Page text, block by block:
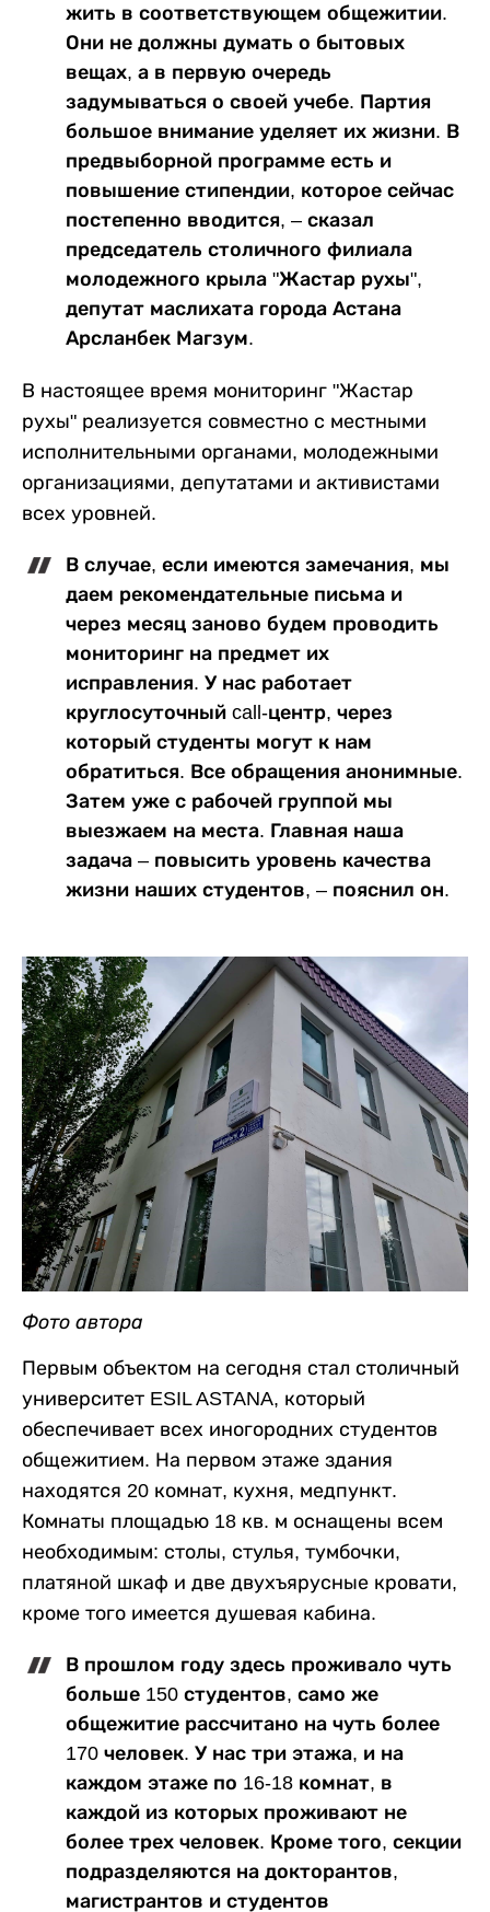
жить в соответствующем общежитии.
Они не должны думать о бытовых
вещах, а в первую очередь
задумываться о своей учебе. Партия
большое внимание уделяет их жизни. В
предвыборной программе есть и
повышение стипендии, которое сейчас
постепенно вводится, – сказал
председатель столичного филиала
молодежного крыла "Жастар рухы",
депутат маслихата города Астана
Арсланбек Магзум.
В настоящее время мониторинг "Жастар
рухы" реализуется совместно с местными
исполнительными органами, молодежными
организациями, депутатами и активистами
всех уровней.
В случае, если имеются замечания, мы
даем рекомендательные письма и
через месяц заново будем проводить
мониторинг на предмет их
исправления. У нас работает
круглосуточный call-центр, через
который студенты могут к нам
обратиться. Все обращения анонимные.
Затем уже с рабочей группой мы
выезжаем на места. Главная наша
задача – повысить уровень качества
жизни наших студентов, – пояснил он.
Фото автора
Первым объектом на сегодня стал столичный
университет ESIL ASTANA, который
обеспечивает всех иногородних студентов
общежитием. На первом этаже здания
находятся 20 комнат, кухня, медпункт.
Комнаты площадью 18 кв. м оснащены всем
необходимым: столы, стулья, тумбочки,
платяной шкаф и две двухъярусные кровати,
кроме того имеется душевая кабина.
В прошлом году здесь проживало чуть
больше 150 студентов, само же
общежитие рассчитано на чуть более
170 человек. У нас три этажа, и на
каждом этаже по 16-18 комнат, в
каждой из которых проживают не
более трех человек. Кроме того, секции
подразделяются на докторантов,
магистрантов и студентов